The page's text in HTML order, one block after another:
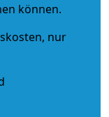
können.
nur